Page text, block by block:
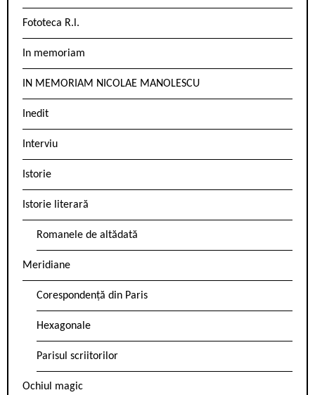
Fototeca R.l.
In memoriam
IN MEMORIAM NICOLAE MANOLESCU
Inedit
Interviu
Istorie
Istorie literară
Romanele de altădată
Meridiane
Corespondență din Paris
Hexagonale
Parisul scriitorilor
Ochiul magic